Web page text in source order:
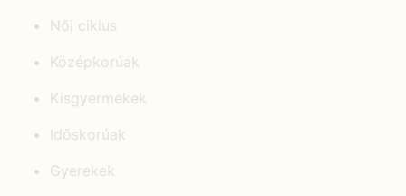
Női ciklus
Középkorúak
Kisgyermekek
Időskorúak
Gyerekek